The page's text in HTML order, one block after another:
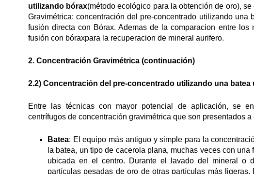
utilizando bórax(método ecológico para la obtención de oro),
Gravimétrica: concentración del pre-concentrado utilizando
fusión directa con Bórax. Ademas de la comparacion entre
fusión con bóraxpara la recuperacion de mineral aurifero.
2. Concentración Gravimétrica (continuación)
2.2) Concentración del pre-concentrado utilizando una
Entre las técnicas con mayor potencial de aplicación, se
centrífugos de concentración gravimétrica que son presentados a
Batea: El equipo más antiguo y simple para la
la batea, un tipo de cacerola plana, muchas veces con
ubicada en el centro. Durante el lavado del mineral o
partículas pesadas de oro de otras partículas más